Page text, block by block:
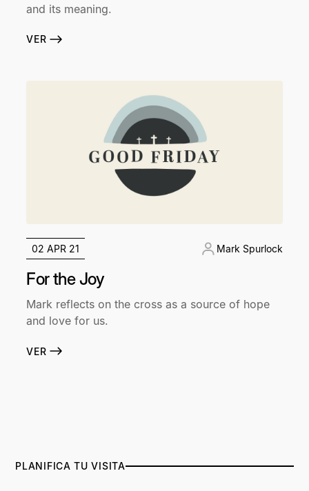
and its meaning.
VER
02 APR 21 Mark Spurlock
For the Joy
Mark reflects on the cross as a source of hope
and love for us.
VER
PLANIFICA TU VISITA